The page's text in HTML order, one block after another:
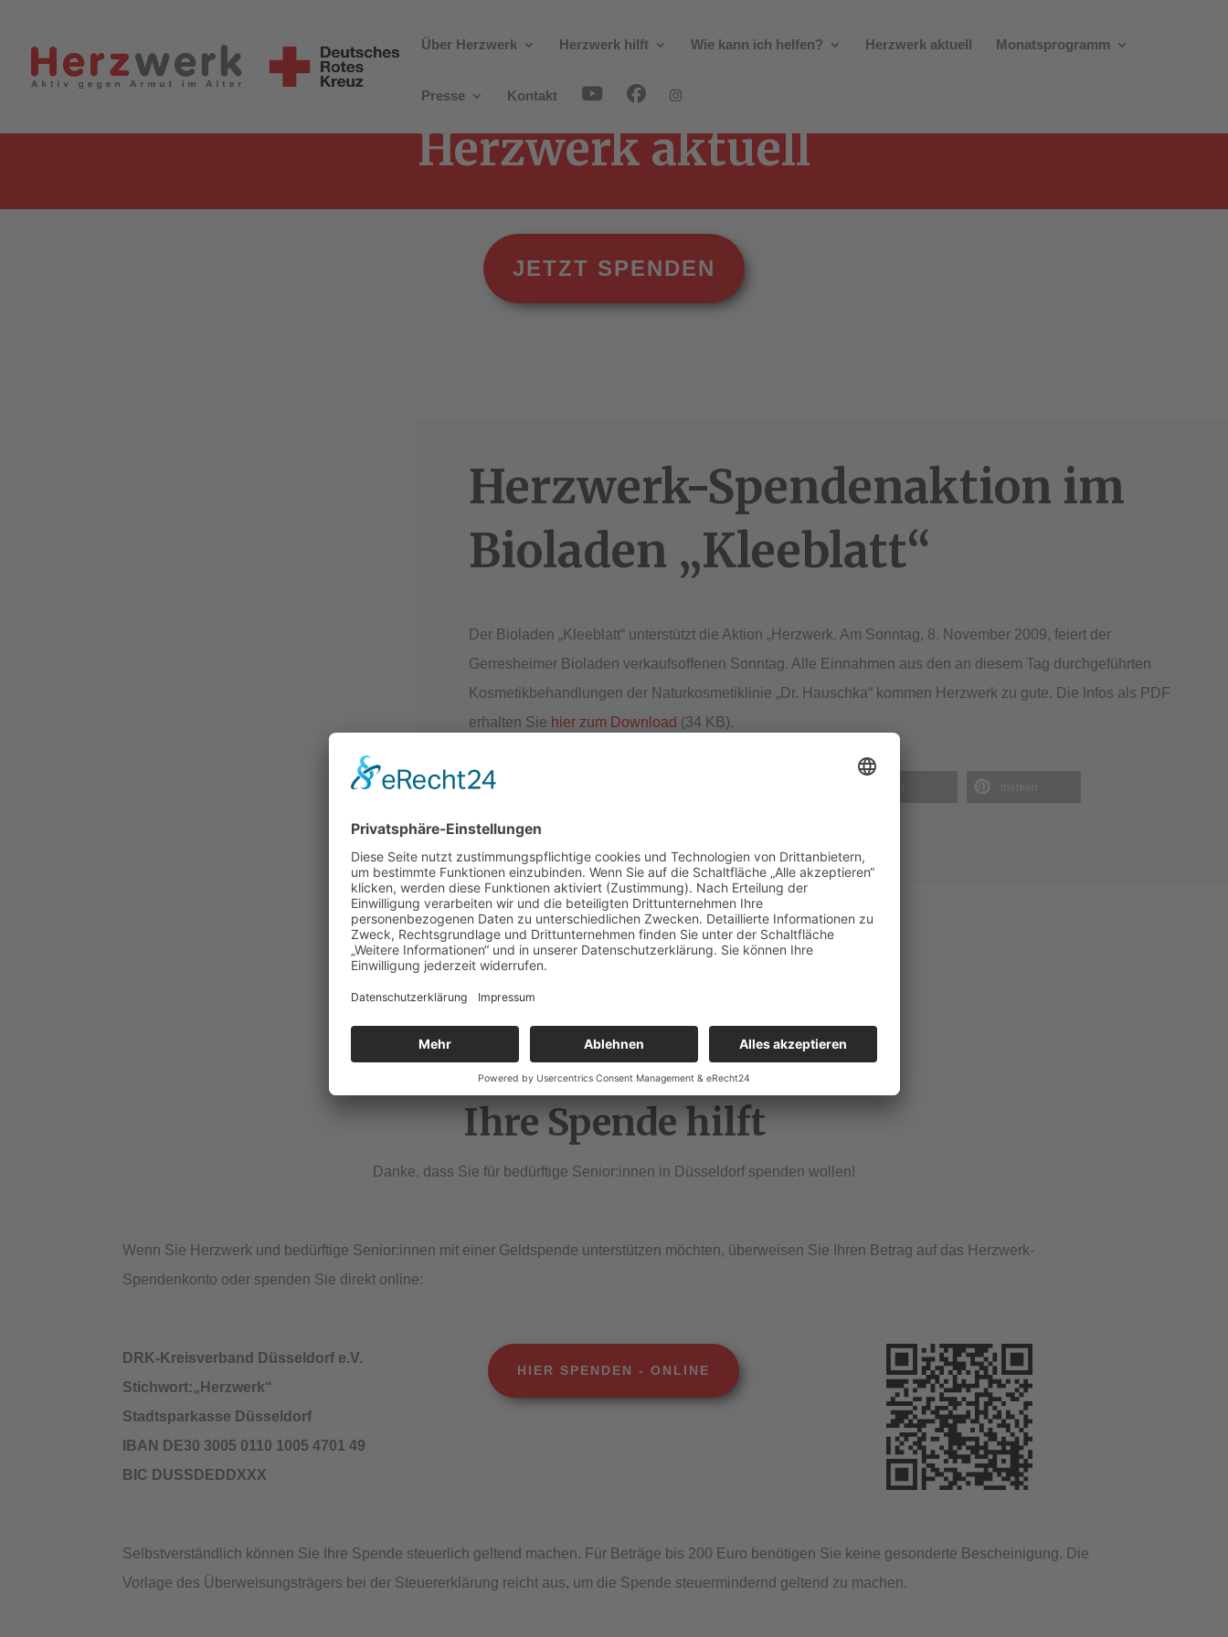
Über Herzwerk Herzwerk hilft Wie kann ich helfen? Herzwerk aktuell Monatsprogramm
Presse Kontakt
Herzwerk aktuell
JETZT SPENDEN
Herzwerk-Spendenaktion im
Bioladen „Kleeblatt“
Der Bioladen „Kleeblatt“ unterstützt die Aktion „Herzwerk. Am Sonntag, 8. November 2009, feiert der
Gerresheimer Bioladen verkaufsoffenen Sonntag. Alle Einnahmen aus den an diesem Tag durchgeführten
Kosmetikbehandlungen der Naturkosmetiklinie „Dr. Hauschka“ kommen Herzwerk zu gute. Die Infos als PDF
erhalten Sie hier zum Download (34 KB).
teilen
Ihre Spende hilft
Danke, dass Sie für bedürftige Senior:innen in Düsseldorf spenden wollen!
Wenn Sie Herzwerk und bedürftige Senior:innen mit einer Geldspende unterstützen möchten, überweisen Sie Ihren Betrag auf das Herzwerk-
Spendenkonto oder spenden Sie direkt online:
DRK-Kreisverband Düsseldorf e.V.
Stichwort:„Herzwerk“
Stadtsparkasse Düsseldorf
IBAN DE30 3005 0110 1005 4701 49
BIC DUSSDEDDXXX
HIER SPENDEN - ONLINE
Selbstverständlich können Sie Ihre Spende steuerlich geltend machen. Für Beträge bis 200 Euro benötigen Sie keine gesonderte Bescheinigung. Die
Vorlage des Überweisungsträgers bei der Steuererklärung reicht aus, um die Spende steuermindernd geltend zu machen.